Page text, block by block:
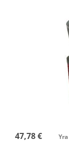
47,78 €